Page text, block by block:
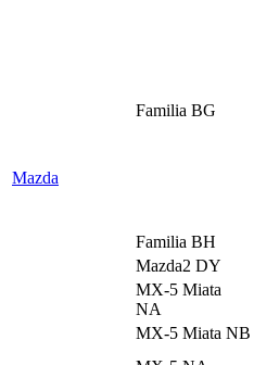
Mazda
Familia BG
Familia BH
Mazda2 DY
MX-5 Miata
NA
MX-5 Miata NB